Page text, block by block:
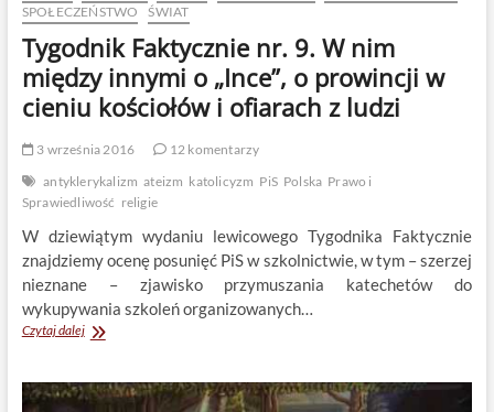
SPOŁECZEŃSTWO
ŚWIAT
Tygodnik Faktycznie nr. 9. W nim
między innymi o „Ince”, o prowincji w
cieniu kościołów i ofiarach z ludzi
3 września 2016
12 komentarzy
antyklerykalizm ateizm katolicyzm PiS Polska Prawo i
Sprawiedliwość religie
W dziewiątym wydaniu lewicowego Tygodnika Faktycznie
znajdziemy ocenę posunięć PiS w szkolnictwie, w tym – szerzej
nieznane – zjawisko przymuszania katechetów do
wykupywania szkoleń organizowanych…
Czytaj dalejTygodnik
9.